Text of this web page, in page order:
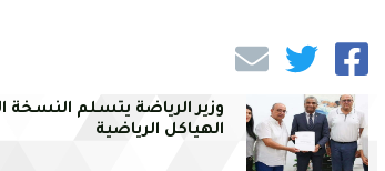
وزير الرياضة يتسلم النسخة
الهياكل الرياضية